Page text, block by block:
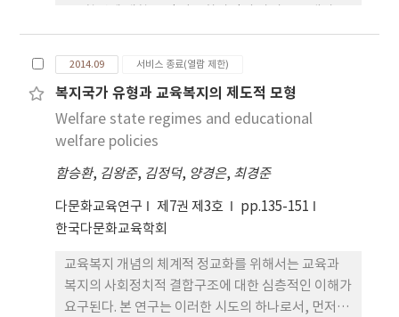
연수 등 정책적 대응에 대한 시사점을 제시하였다.
로 하여 2012년 5월 12일에서 8월 말까지 약 4개월간
설문조사를 실시하였으며, 총 583부의 설문지를 수
집하여 불성실 응답을 제외하고 518부를 최종적으로
분석에 사용하였다. 본 연구 결과 안녕감에 영향을 미
치는 요인은 문화적응, 자아탄력성, 교사지지, 가족
지지의 순으로 나타났으며, 문화적응에 영향을 미치
조사되었다. 또한 사회적 지지와 자아탄력성은 문화
적응과 안녕감 간에 조절효과가 있는 것으로 나타났
다. 즉, 다문화가정 아동의 안녕감을 높이기 위해서는
적응을 향상시키는 접근이 필요함을 제언한다.
2014.09 서비스 종료(열람 제한)
복지국가 유형과 교육복지의 제도적 모형
Welfare state regimes and educational
welfare policies
함승환, 김왕준, 김정덕, 양경은, 최경준
다문화교육연구 제7권 제3호
pp.135-151
한국다문화교육학회
교육복지 개념의 체계적 정교화를 위해서는 교육과
복지의 사회정치적 결합구조에 대한 심층적인 이해가
요구된다. 본 연구는 이러한 시도의 하나로서, 먼저 교